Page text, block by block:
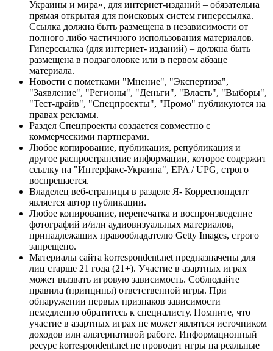
Украины и мира», для интернет-изданий – обязательна
прямая открытая для поисковых систем гиперссылка.
Ссылка должна быть размещена в независимости от
полного либо частичного использования материалов.
Гиперссылка (для интернет- изданий) – должна быть
размещена в подзаголовке или в первом абзаце
материала.
Новости с пометками "Мнение", "Экспертиза",
"Заявление", "Регионы", "Деньги", "Власть", "Выборы",
"Тест-драйв", "Спецпроекты", "Промо" публикуются на
правах рекламы.
Раздел Спецпроекты создается совместно с
коммерческими партнерами.
Любое копирование, публикация, републикация и
другое распространение информации, которое содержит
ссылку на "Интерфакс-Украина", EPA / UPG, строго
воспрещается.
Владелец веб-страницы в разделе Я- Корреспондент
является автор публикации.
Любое копирование, перепечатка и воспроизведение
фотографий и/или аудиовизуальных материалов,
принадлежащих правообладателю Getty Images, строго
запрещено.
Материалы сайта korrespondent.net предназначены для
лиц старше 21 года (21+). Участие в азартных играх
может вызвать игровую зависимость. Соблюдайте
правила (принципы) ответственной игры. При
обнаружении первых признаков зависимости
немедленно обратитесь к специалисту. Помните, что
участие в азартных играх не может являться источником
доходов или альтернативой работе. Информационный
ресурс korrespondent.net не проводит игры на реальные